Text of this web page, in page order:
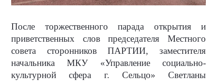
После торжественного парада открытия и
приветственных слов председателя Местного
совета сторонников ПАРТИИ, заместителя
начальника МКУ «Управление социально-
культурной сфера г. Сельцо» Светланы